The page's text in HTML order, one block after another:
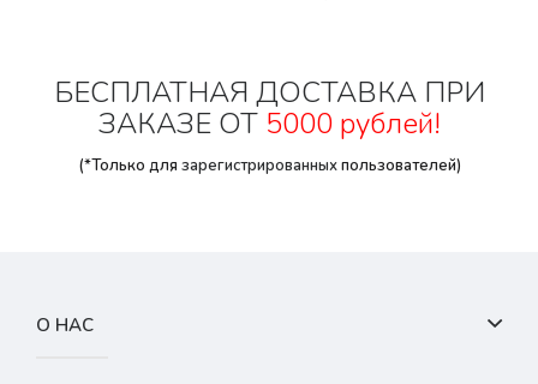
БЕСПЛАТНАЯ ДОСТАВКА ПРИ
ЗАКАЗЕ ОТ 5000 рублей!
(*Только для зарегистрированныхпользователей)
О НАС